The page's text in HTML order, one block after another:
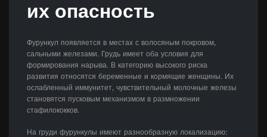
их опасность
Фурункул появляется в местах с волосяным покровом,
сальными железами. Грудь имеет оба условия для
формирования нарыва. В категорию высокого риска
развития относятся беременные и кормящие женщины. Их
ослабленный иммунитет, чувствительный молочные железы
становятся пусковым механизмом в размножении
стафилококков.
На груди фурункулы имеют разнообразную локализацию: